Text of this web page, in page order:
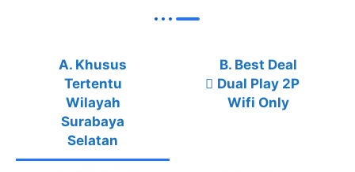
A. Khusus
Tertentu
Wilayah
Surabaya
Selatan
B. Best Deal
Dual Play 2P
Wifi Only